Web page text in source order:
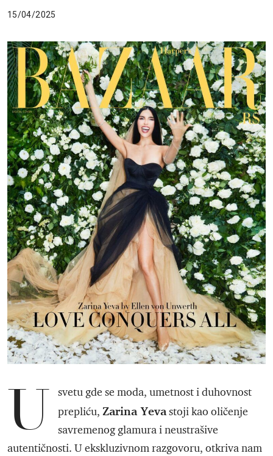
15/04/2025
U
svetu gde se moda, umetnost i duhovnost
prepliću, Zarina Yevastoji kao oličenje
savremenog glamura i neustrašive
autentičnosti. U ekskluzivnom razgovoru, otkriva nam